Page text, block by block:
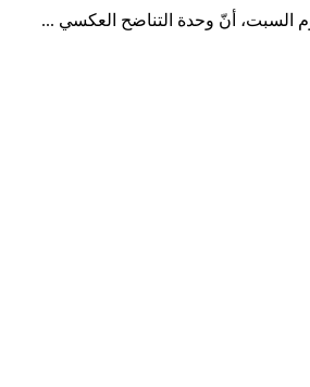
السبت، أنّ وحدة التناضح العكسي ...